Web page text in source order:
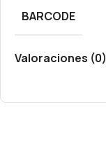
BARCODE
Valoraciones (0)